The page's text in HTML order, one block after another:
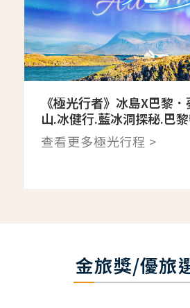
《極光行者》冰島X巴黎
山.冰健行.藍冰洞探秘.巴
查看更多極光行程 >
金旅獎/優旅